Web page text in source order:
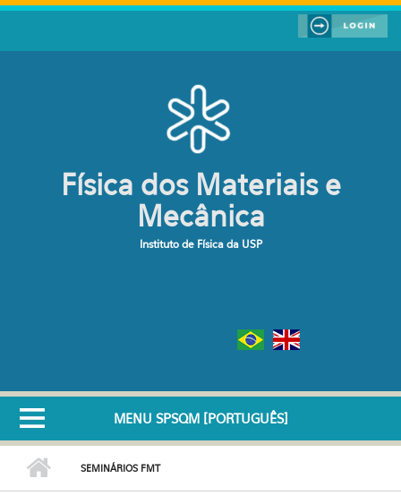
Pular para o conteúdo principal
Física dos Materiais e
Mecânica
Instituto de Física da USP
MENU SPSQM [PORTUGUÊS]
SEMINÁRIOS FMT